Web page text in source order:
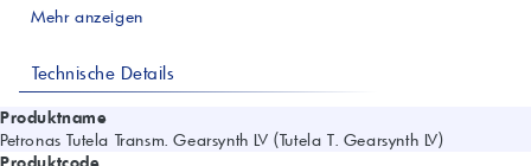
Mehr anzeigen
Technische Details
Produktname
Petronas Tutela Transm. Gearsynth LV (Tutela T. Gearsynth LV)